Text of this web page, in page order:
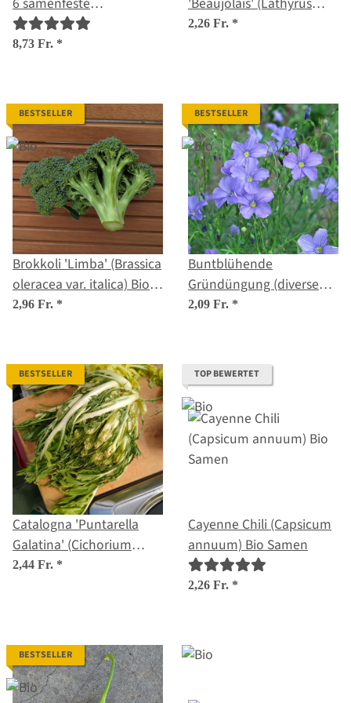
Blumenmischungen -
spektakulär & farbenfroh
8,73 Fr. *
odoratus) Samen
2,26 Fr. *
BESTSELLER
Brokkoli 'Limba' (Brassica
oleracea var. italica) Bio-
Saatgut
2,96 Fr. *
BESTSELLER
Buntblühende
Gründüngung (diverse
Arten und Sorten) Bio-
2,09 Fr. *
BESTSELLER
Catalogna 'Puntarella
Galatina' (Cichorium
intybus var. foliosum)
2,44 Fr. *
TOP BEWERTET
Cayenne Chili (Capsicum
annuum) Bio Samen
2,26 Fr. *
BESTSELLER